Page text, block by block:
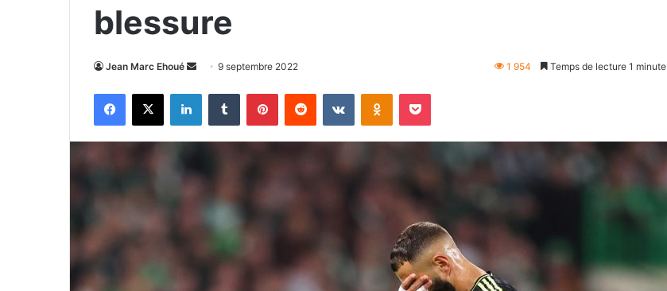
blessure
Jean Marc Ehoué
Envoyer
courriel
9 septembre 2022 1 954 Temps de lecture 1 minute
Facebook
X LinkedinTumblr PinterestReddit VKontakteOdnoklassniki
Pocket